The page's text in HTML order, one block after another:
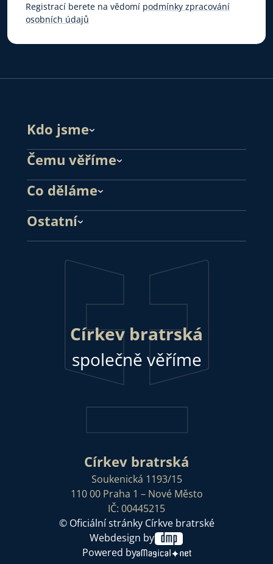
Registrací berete na vědomí podmínky zpracování
osobních údajů
Kdo jsme
Čemu věříme
Co děláme
Ostatní
Církev bratrská
společně věříme
Církev bratrská
Soukenická 1193/15
110 00 Praha 1 – Nové Město
IČ: 00445215
© Oficiální stránky Církve bratrské
Webdesign by
Powered by